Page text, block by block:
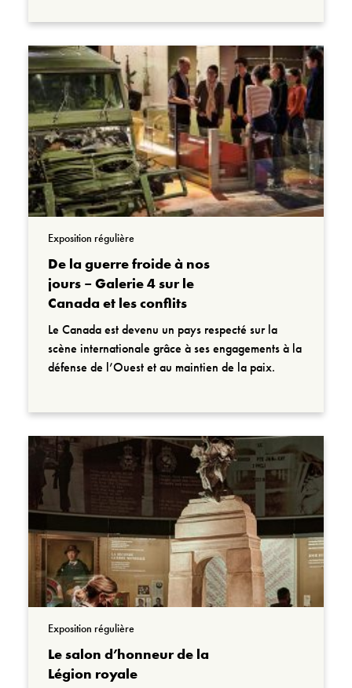
Exposition régulière
De la guerre froide à nos
jours – Galerie 4 sur le
Canada et les conflits
Le Canada est devenu un pays respecté sur la
scène internationale grâce à ses engagements à la
défense de l’Ouest et au maintien de la paix.
Exposition régulière
Le salon d’honneur de la
Légion royale